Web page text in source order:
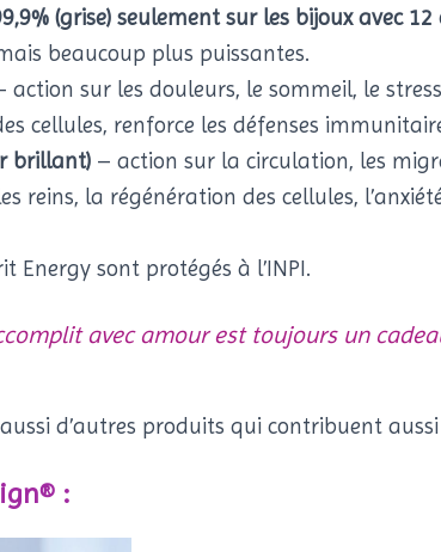
(grise) seulement sur les bijoux avec
beaucoup plus puissantes.
action sur les douleurs, le sommeil, le
cellules, renforce les défenses
brillant) – action sur la circulation, les
reins, la régénération des cellules,
Energy sont protégés à l’INPI.
avec amour est toujours un
aussi d’autres produits qui contribuent
® :